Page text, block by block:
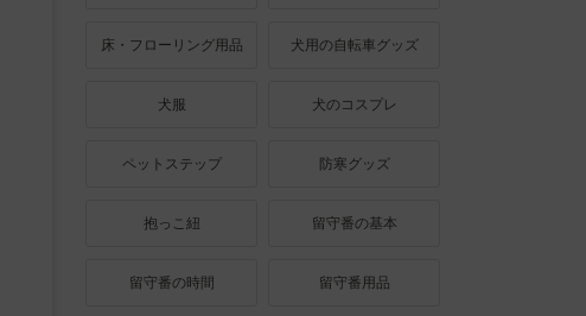
床・フローリング用品 犬用の自転車グッズ
犬服 犬のコスプレ
ペットステップ 防寒グッズ
抱っこ紐 留守番の基本
留守番の時間 留守番用品